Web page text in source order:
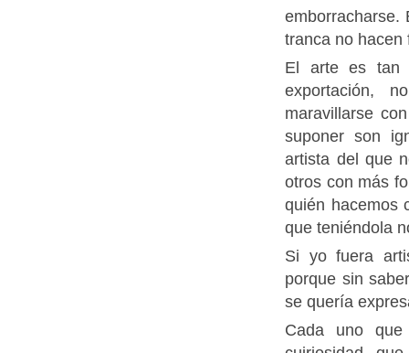
emborracharse.
tranca no hacen
El arte es tan
exportación,
maravillarse
suponer son
artista del que
otros con más
quién hacemos
que teniéndola
Si yo fuera
porque sin
se quería
Cada uno